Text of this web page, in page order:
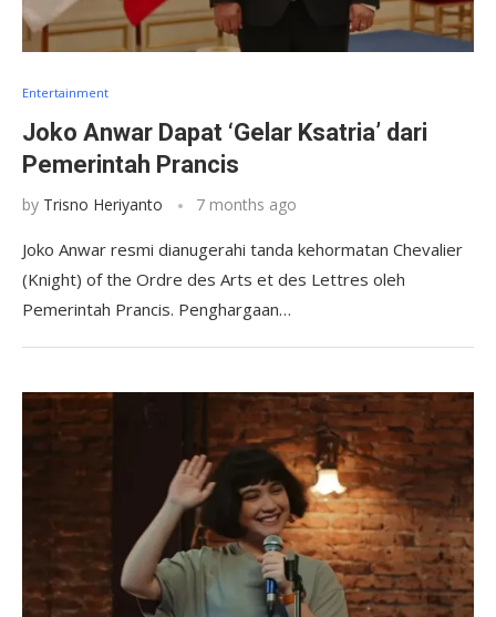
Entertainment
Joko Anwar Dapat ‘Gelar Ksatria’ dari
Pemerintah Prancis
by Trisno Heriyanto 7 months ago
Joko Anwar resmi dianugerahi tanda kehormatan Chevalier
(Knight) of the Ordre des Arts et des Lettres oleh
Pemerintah Prancis. Penghargaan…